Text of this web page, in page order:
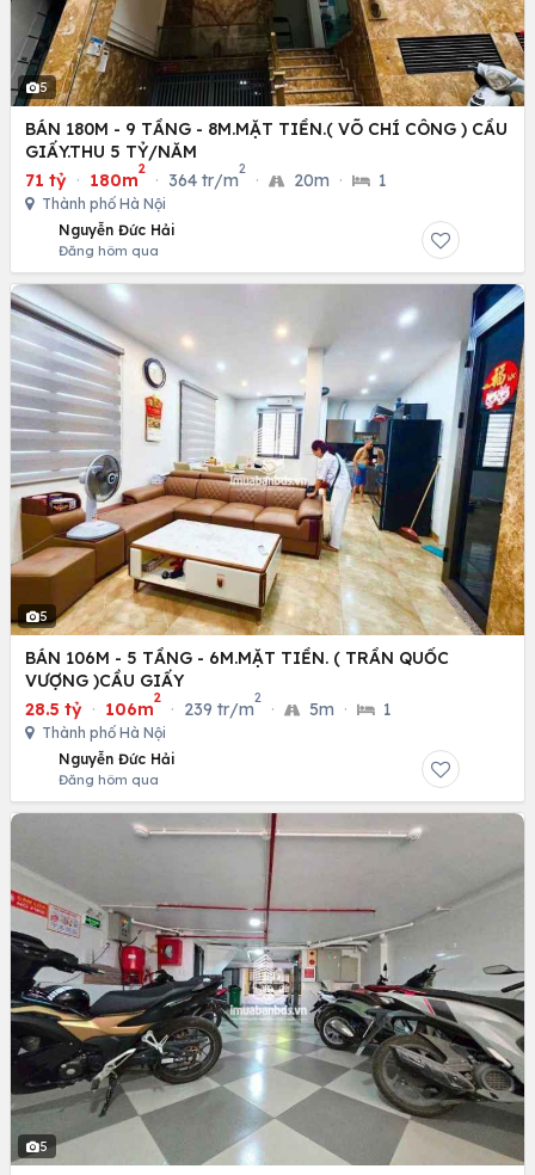
5
BÁN 180M - 9 TẦNG - 8M.MẶT TIỀN.( VÕ CHÍ CÔNG ) CẦU
GIẤY.THU 5 TỶ/NĂM
71 tỷ · 180m
2
· 364 tr/m
2
· 20m · 1
Thành phố Hà Nội
Nguyễn Đức Hải
Đăng hôm qua
5
BÁN 106M - 5 TẦNG - 6M.MẶT TIỀN. ( TRẦN QUỐC
VƯỢNG )CẦU GIẤY
28.5 tỷ · 106m
2
· 239 tr/m
2
· 5m · 1
Thành phố Hà Nội
Nguyễn Đức Hải
Đăng hôm qua
5